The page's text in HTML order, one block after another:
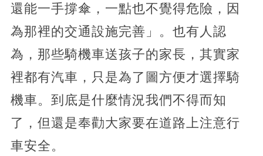
還能一手撐傘，一點也不覺得危險，因
為那裡的交通設施完善」。也有人認
為，那些騎機車送孩子的家長，其實家
裡都有汽車，只是為了圖方便才選擇騎
機車。到底是什麼情況我們不得而知
了，但還是奉勸大家要在道路上注意行
車安全。